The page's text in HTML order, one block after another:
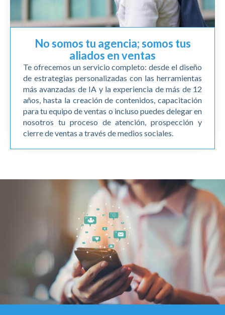
No somos tu agencia; somos tus
aliados en ventas
Te ofrecemos un servicio completo: desde el diseño
de estrategias personalizadas con las herramientas
más avanzadas de IA y la experiencia de más de 12
años, hasta la creación de contenidos, capacitación
para tu equipo de ventas o incluso puedes delegar en
nosotros tu proceso de atención, prospección y
cierre de ventas a través de medios sociales.